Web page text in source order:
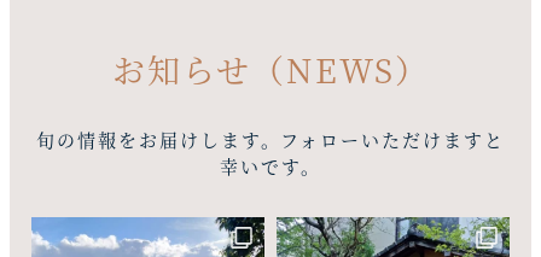
お知らせ（NEWS）
旬の情報をお届けします。フォローいただけますと
幸いです。